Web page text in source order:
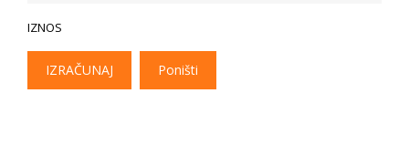
IZNOS
IZRAČUNAJ Poništi